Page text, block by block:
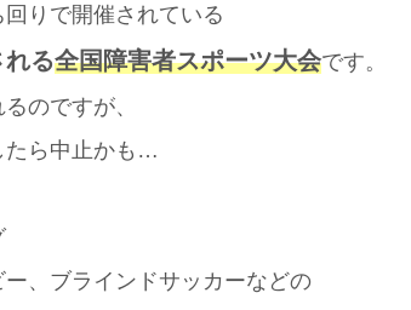
りで開催されている
る全国障害者スポーツ大会です。
のですが、
ら中止かも…
、ブラインドサッカーなどの